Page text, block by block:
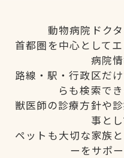
動物病院ドク
首都圏を中心として
病院情
路線・駅・行政区だ
らも検索で
獣医師の診療方針や
事と
ペットも大切な家族
ーをサポ